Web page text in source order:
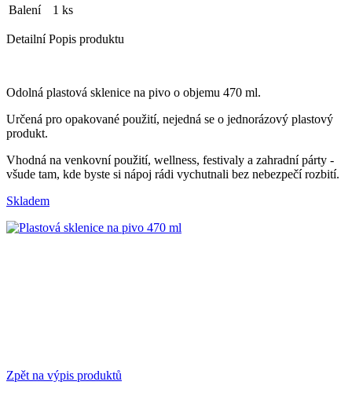
Balení
1 ks
Detailní Popis produktu
Odolná plastová sklenice na pivo o objemu 470 ml.
Určená pro opakované použití, nejedná se o jednorázový plastový
produkt.
Vhodná na venkovní použití, wellness, festivaly a zahradní párty -
všude tam, kde byste si nápoj rádi vychutnali bez nebezpečí rozbití.
Skladem
Zpět na výpis produktů